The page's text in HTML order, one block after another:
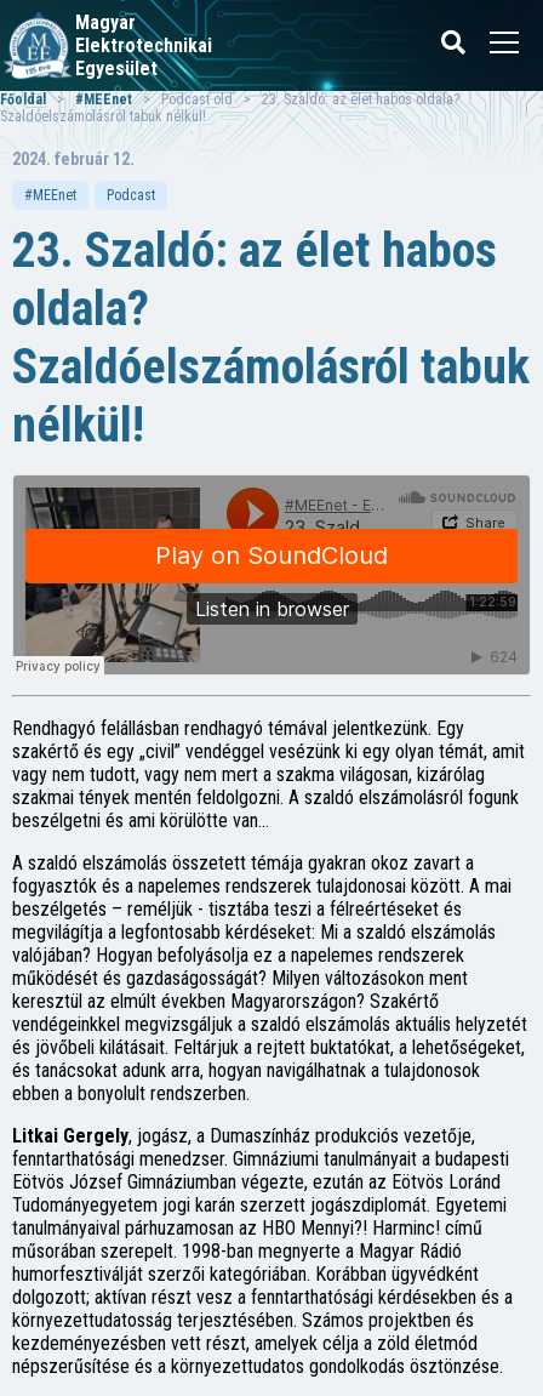
Magyar
Elektrotechnikai
Egyesület
Főoldal >#MEEnet> Podcast old > 23. Szaldó: az élet habos oldala?
Szaldóelszámolásról tabuk nélkül!
2024. február 12.
#MEEnet Podcast
23. Szaldó: az élet habos
oldala?
Szaldóelszámolásról tabuk
nélkül!
Rendhagyó felállásban rendhagyó témával jelentkezünk. Egy
szakértő és egy „civil” vendéggel vesézünk ki egy olyan témát, amit
vagy nem tudott, vagy nem mert a szakma világosan, kizárólag
szakmai tények mentén feldolgozni. A szaldó elszámolásról fogunk
beszélgetni és ami körülötte van…
A szaldó elszámolás összetett témája gyakran okoz zavart a
fogyasztók és a napelemes rendszerek tulajdonosai között. A mai
beszélgetés – reméljük - tisztába teszi a félreértéseket és
megvilágítja a legfontosabb kérdéseket: Mi a szaldó elszámolás
valójában? Hogyan befolyásolja ez a napelemes rendszerek
működését és gazdaságosságát? Milyen változásokon ment
keresztül az elmúlt években Magyarországon? Szakértő
vendégeinkkel megvizsgáljuk a szaldó elszámolás aktuális helyzetét
és jövőbeli kilátásait. Feltárjuk a rejtett buktatókat, a lehetőségeket,
és tanácsokat adunk arra, hogyan navigálhatnak a tulajdonosok
ebben a bonyolult rendszerben.
Litkai Gergely, jogász, a Dumaszínház produkciós vezetője,
fenntarthatósági menedzser. Gimnáziumi tanulmányait a budapesti
Eötvös József Gimnáziumban végezte, ezután az Eötvös Loránd
Tudományegyetem jogi karán szerzett jogászdiplomát. Egyetemi
tanulmányaival párhuzamosan az HBO Mennyi?! Harminc! című
műsorában szerepelt. 1998-ban megnyerte a Magyar Rádió
humorfesztiválját szerzői kategóriában. Korábban ügyvédként
dolgozott; aktívan részt vesz a fenntarthatósági kérdésekben és a
környezettudatosság terjesztésében. Számos projektben és
kezdeményezésben vett részt, amelyek célja a zöld életmód
népszerűsítése és a környezettudatos gondolkodás ösztönzése.